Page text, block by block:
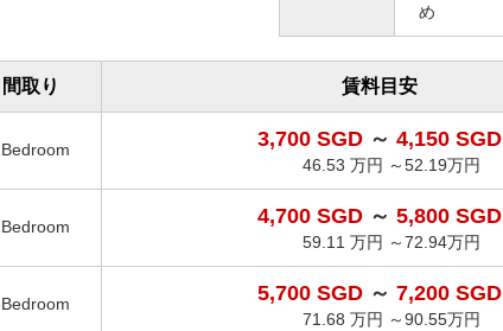
め
間取り 賃料目安
3,700 SGD ～ 4,150 SGD
46.53 万円 ～52.19万円
4,700 SGD ～ 5,800 SGD
59.11 万円 ～72.94万円
5,700 SGD ～ 7,200 SGD
71.68 万円 ～90.55万円